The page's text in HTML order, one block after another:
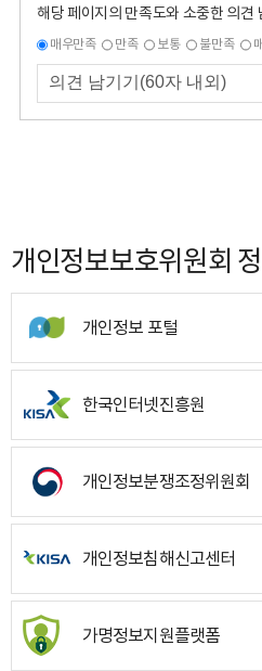
해당 페이지의 만족도와 소중한 의견
매우만족 만족 보통 불만족
개인정보보호위원회
개인정보 포털
한국인터넷진흥원
개인정보분쟁조정위원회
개인정보침해신고센터
가명정보지원플랫폼